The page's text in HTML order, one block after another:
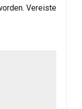
Vereiste